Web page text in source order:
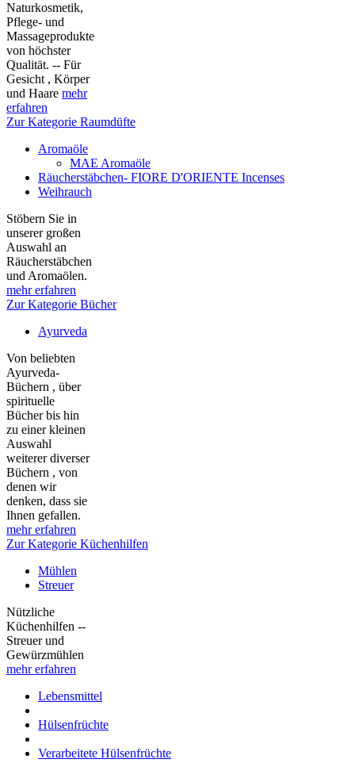
Naturkosmetik,
Pflege- und
Massageprodukte
von höchster
Qualität. -- Für
Gesicht , Körper
und Haare mehr
erfahren
Zur Kategorie Raumdüfte
Aromaöle
MAE Aromaöle
Räucherstäbchen- FIORE D'ORIENTE Incenses
Weihrauch
Stöbern Sie in
unserer großen
Auswahl an
Räucherstäbchen
und Aromaölen.
mehr erfahren
Zur Kategorie Bücher
Ayurveda
Von beliebten
Ayurveda-
Büchern , über
spirituelle
Bücher bis hin
zu einer kleinen
Auswahl
weiterer diverser
Büchern , von
denen wir
denken, dass sie
Ihnen gefallen.
mehr erfahren
Zur Kategorie Küchenhilfen
Mühlen
Streuer
Nützliche
Küchenhilfen --
Streuer und
Gewürzmühlen
mehr erfahren
Lebensmittel
Hülsenfrüchte
Verarbeitete Hülsenfrüchte